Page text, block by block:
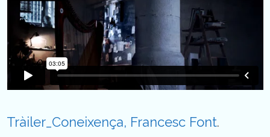
Tràiler_Coneixença, Francesc Font.